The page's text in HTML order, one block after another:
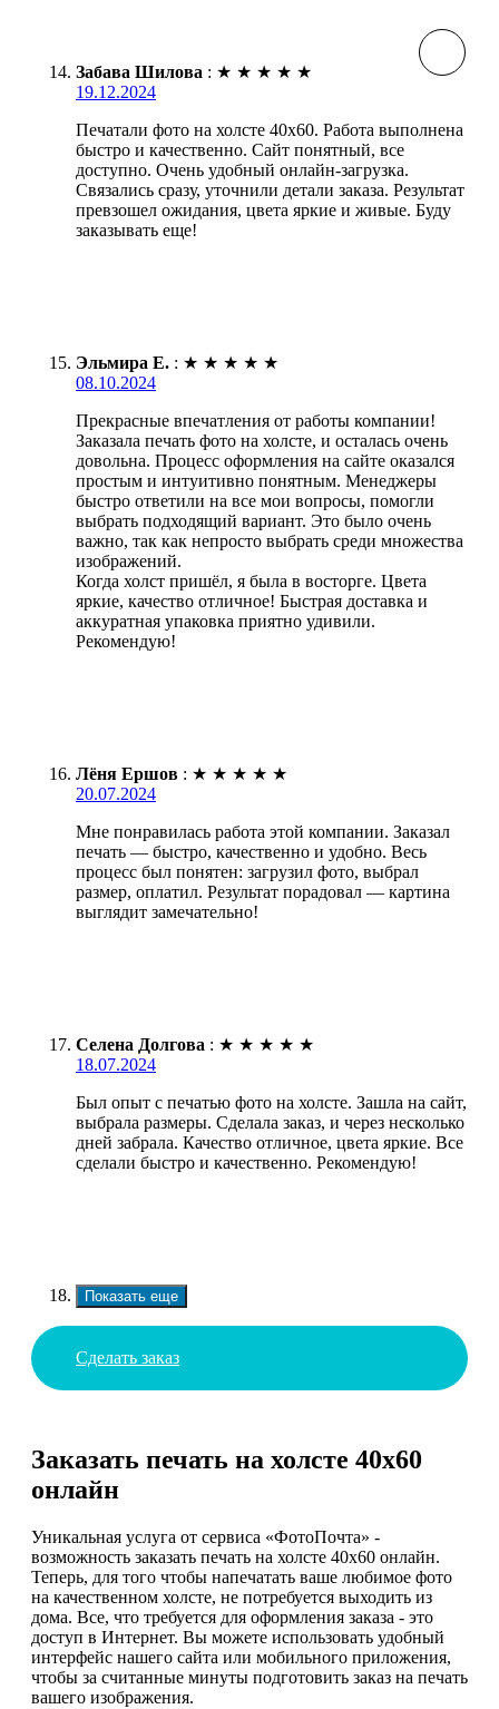
Забава Шилова : ★ ★ ★ ★ ★
19.12.2024
Печатали фото на холсте 40х60. Работа выполнена
быстро и качественно. Сайт понятный, все
доступно. Очень удобный онлайн-загрузка.
Связались сразу, уточнили детали заказа. Результат
превзошел ожидания, цвета яркие и живые. Буду
заказывать еще!
Эльмира Е. : ★ ★ ★ ★ ★
08.10.2024
Прекрасные впечатления от работы компании!
Заказала печать фото на холсте, и осталась очень
довольна. Процесс оформления на сайте оказался
простым и интуитивно понятным. Менеджеры
быстро ответили на все мои вопросы, помогли
выбрать подходящий вариант. Это было очень
важно, так как непросто выбрать среди множества
изображений.
Когда холст пришёл, я была в восторге. Цвета
яркие, качество отличное! Быстрая доставка и
аккуратная упаковка приятно удивили.
Рекомендую!
Лёня Ершов : ★ ★ ★ ★ ★
20.07.2024
Мне понравилась работа этой компании. Заказал
печать — быстро, качественно и удобно. Весь
процесс был понятен: загрузил фото, выбрал
размер, оплатил. Результат порадовал — картина
выглядит замечательно!
Селена Долгова : ★ ★ ★ ★ ★
18.07.2024
Был опыт с печатью фото на холсте. Зашла на сайт,
выбрала размеры. Сделала заказ, и через несколько
дней забрала. Качество отличное, цвета яркие. Все
сделали быстро и качественно. Рекомендую!
Показать еще
Сделать заказ
Заказать печать на холсте 40х60
онлайн
Уникальная услуга от сервиса «ФотоПочта» -
возможность заказать печать на холсте 40х60 онлайн.
Теперь, для того чтобы напечатать ваше любимое фото
на качественном холсте, не потребуется выходить из
дома. Все, что требуется для оформления заказа - это
доступ в Интернет. Вы можете использовать удобный
интерфейс нашего сайта или мобильного приложения,
чтобы за считанные минуты подготовить заказ на печать
вашего изображения.